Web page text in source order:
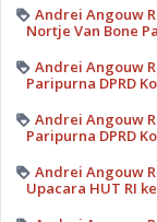
Andrei Angouw
Nortje Van Bone
Andrei Angouw
Paripurna DPRD
Andrei Angouw
Paripurna DPRD
Andrei Angouw
Upacara HUT RI